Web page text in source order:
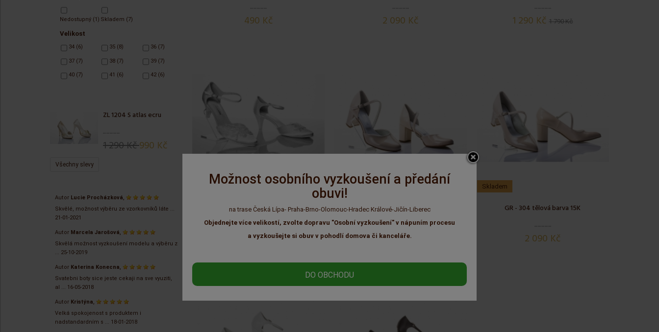
Možnost osobního vyzkoušení a předání
obuvi!
na trase Česká Lípa- Praha-Brno-Olomouc-Hradec Králové-Jičín-Liberec
Objednejte více velikostí, zvolte dopravu "Osobní vyzkoušení" v nápuním procesu
a vyzkoušejte si obuv v pohodlí domova či kanceláře.
DO OBCHODU
Nedostupný (1) Skladem (7)
Velikost
34 (6) 35 (8) 36(7)
37 (7) 38 (7) 39(7)
40 (7) 41 (6) 42(6)
ZL 1204 S atlas ecru
1 290 Kč990 Kč
Všechny slevy
Autor Lucie Procházková,
Skvělé, možnost výběru ze vzorkovníků láte ...
21-01-2021
Autor Marcela Jarošová,
Skvělá možnost vyzkoušení modelu a výběru z
... 25-10-2019
Autor Katerina Konecna,
Svatebni boty sice jeste cekaji na sve vyuziti,
al ... 16-05-2018
Autor Kristýna,
Velká spokojenost s produktem i
nadstandardním s ... 18-01-2018
490 Kč 2 090 Kč 1 290 Kč 1 790 Kč
GR - 217/51 atlas white
2 090 Kč
GR - 297 lak tělová barva 15k
2 090 Kč
Skladem
GR - 304 tělová barva 15K
2 090 Kč
Skladem